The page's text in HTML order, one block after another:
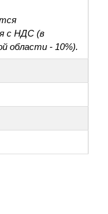
с НДС (в
области - 10%).